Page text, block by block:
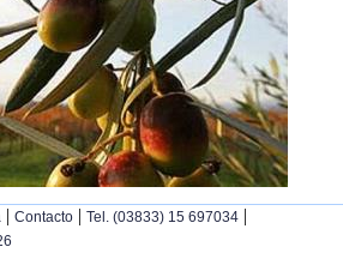
| Contacto | Tel. (03833) 15 697034 |